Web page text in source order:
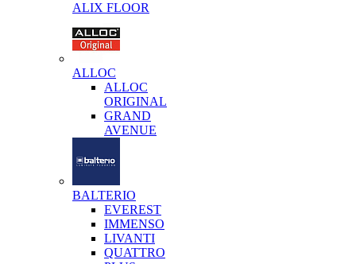
ALIX FLOOR
ALLOC
ALLOC
ORIGINAL
GRAND
AVENUE
BALTERIO
EVEREST
IMMENSO
LIVANTI
QUATTRO